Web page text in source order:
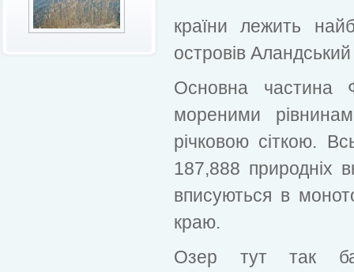
країни лежить
островів Аландський
Основна частина
мореними
річковою сіткою.
187,888 природніх
вписуються в
краю.
Озер тут так